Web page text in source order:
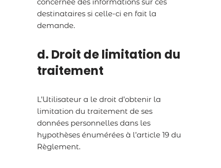
concernée des informations sur ces
destinataires si celle-ci en fait la
demande.
d. Droit de limitation du
traitement
L’Utilisateur a le droit d’obtenir la
limitation du traitement de ses
données personnelles dans les
hypothèses énumérées à l’article 19 du
Règlement.